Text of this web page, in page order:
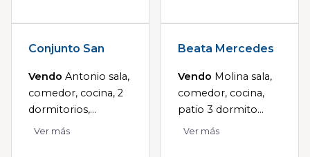
Conjunto San
Vendo Antonio sala,
comedor, cocina, 2
dormitorios,...
Ver más
Beata Mercedes
Vendo Molina sala,
comedor, cocina,
patio 3 dormito...
Ver más